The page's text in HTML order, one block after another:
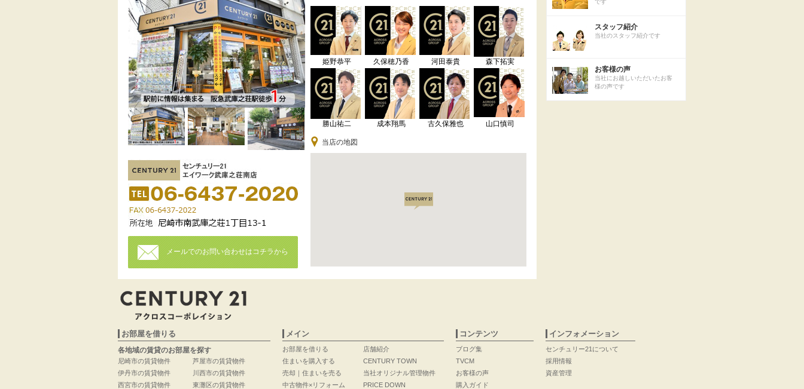
メールでのお問い合わせはコチラから
姫野恭平 久保穂乃香 河田泰貴 森下拓実
勝山祐二 成本翔馬 古久保雅也 山口慎司
当店の地図
です
スタッフ紹介
当社のスタッフ紹介です
お客様の声
当社にお越しいただいたお客
様の声です
お部屋を借りる
各地域の賃貸のお部屋を探す
尼崎市の賃貸物件
伊丹市の賃貸物件
西宮市の賃貸物件
芦屋市の賃貸物件
川西市の賃貸物件
東灘区の賃貸物件
メイン
お部屋を借りる
住まいを購入する
売却｜住まいを売る
中古物件×リフォーム
店舗紹介
CENTURY TOWN
当社オリジナル管理物件
PRICE DOWN
コンテンツ
ブログ集
TVCM
お客様の声
購入ガイド
インフォメーション
センチュリー21について
採用情報
資産管理